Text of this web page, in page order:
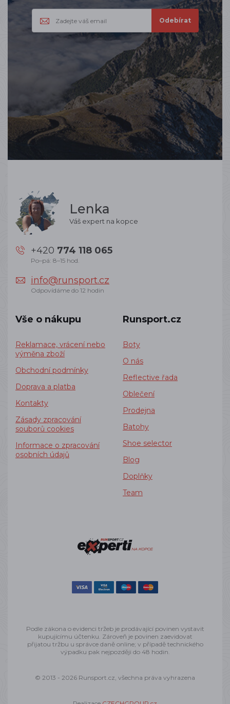
Lenka
Váš expert na kopce
+420 774 118 065
Po–pá: 8–15 hod.
info@runsport.cz
Odpovídáme do 12 hodin
Vše o nákupu
Reklamace, vrácení nebo
výměna zboží
Obchodní podmínky
Doprava a platba
Kontakty
Zásady zpracování
souborů cookies
Informace o zpracování
osobních údajů
Runsport.cz
Boty
O nás
Reflective řada
Oblečení
Prodejna
Batohy
Shoe selector
Blog
Doplňky
Team
Podle zákona o evidenci tržeb je prodávající povinen vystavit
kupujícímu účtenku. Zároveň je povinen zaevidovat
přijatou tržbu u správce daně online; v případě technického
výpadku pak nejpozději do 48 hodin.
© 2013 - 2026 Runsport.cz, všechna práva vyhrazena